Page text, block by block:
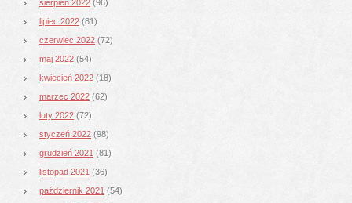
sierpień 2022 (96)
lipiec 2022 (81)
czerwiec 2022 (72)
maj 2022 (54)
kwiecień 2022 (18)
marzec 2022 (62)
luty 2022 (72)
styczeń 2022 (98)
grudzień 2021 (81)
listopad 2021 (36)
październik 2021 (54)